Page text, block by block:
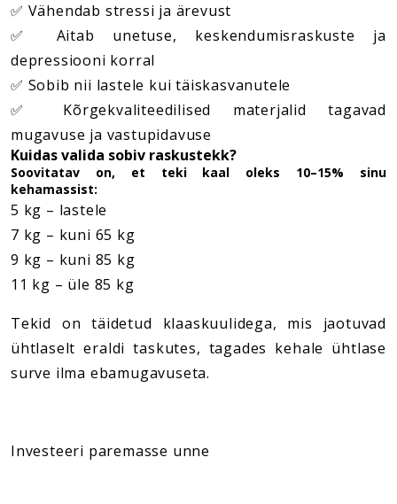
✅ Vähendab stressi ja ärevust
✅ Aitab unetuse, keskendumisraskuste ja
depressiooni korral
✅ Sobib nii lastele kui täiskasvanutele
✅ Kõrgekvaliteedilised materjalid tagavad
mugavuse ja vastupidavuse
Kuidas valida sobiv raskustekk?
Soovitatav on, et teki kaal oleks 10–15% sinu
kehamassist:
5 kg – lastele
7 kg – kuni 65 kg
9 kg – kuni 85 kg
11 kg – üle 85 kg
Tekid on täidetud klaaskuulidega, mis jaotuvad
ühtlaselt eraldi taskutes, tagades kehale ühtlase
surve ilma ebamugavuseta.
Investeeri paremasse unne